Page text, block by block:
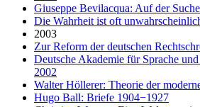
Giuseppe Bevilacqua: Auf der
Die Wahrheit ist oft
2003
Zur Reform der deutschen
Deutsche Akademie für Sprache
2002
Walter Höllerer: Theorie der
Hugo Ball: Briefe 1904−1927